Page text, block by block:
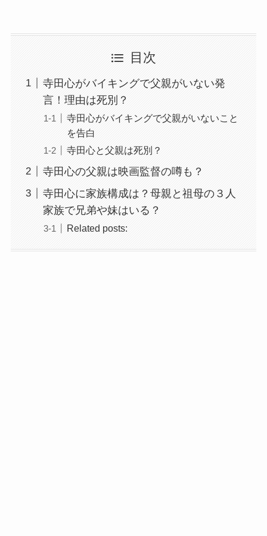
目次
寺田心がバイキングで父親がいない発
言！理由は死別？
寺田心がバイキングで父親がいないこと
を告白
寺田心と父親は死別？
寺田心の父親は映画監督の噂も？
寺田心に家族構成は？母親と祖母の３人
家族で兄弟や妹はいる？
Related posts: